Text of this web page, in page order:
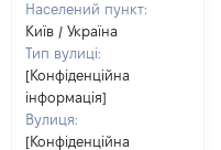
Населений пункт:
Київ / Україна
Тип вулиці:
[Конфіденційна
інформація]
Вулиця:
[Конфіденційна